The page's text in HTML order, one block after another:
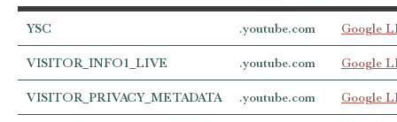
YSC .youtube.com Google
VISITOR_INFO1_LIVE .youtube.com Google
VISITOR_PRIVACY_METADATA .youtube.com Google